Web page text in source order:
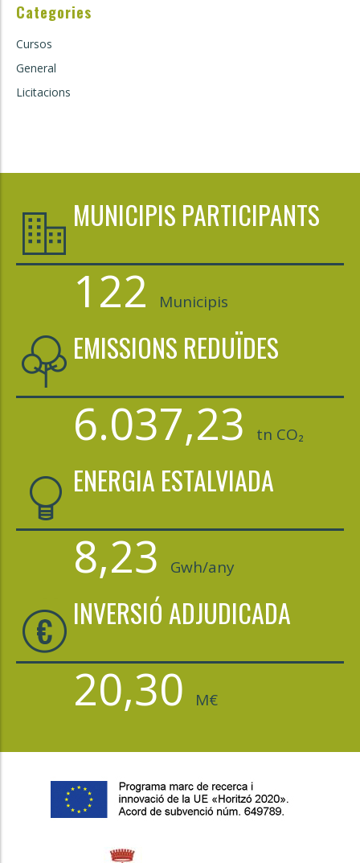
Categories
Cursos
General
Licitacions
MUNICIPIS PARTICIPANTS
122 Municipis
EMISSIONS REDUÏDES
6.037,23 tn CO₂
ENERGIA ESTALVIADA
8,23 Gwh/any
INVERSIÓ ADJUDICADA
20,30 M€